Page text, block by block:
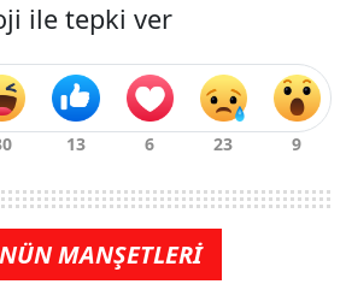
ile tepki ver
MANŞETLERİ